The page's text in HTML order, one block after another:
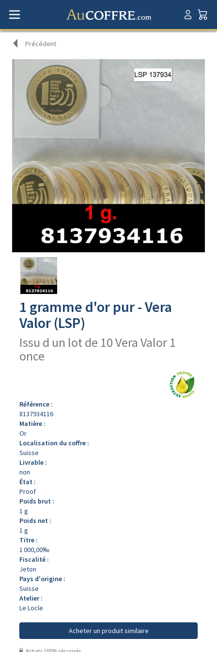
Précédent
Avers
produit
1 gramme d'or pur - Vera
Valor (LSP)
Issu d un lot de 10 Vera Valor 1
once
Référence :
8137934116
Matière :
Or
Localisation du coffre :
Suisse
Livrable :
non
État :
Proof
Poids brut :
1 g
Poids net :
1 g
Titre :
1 000,00‰
Fiscalité :
Jeton
Pays d'origine :
Suisse
Atelier :
Le Locle
Acheter un produit similaire